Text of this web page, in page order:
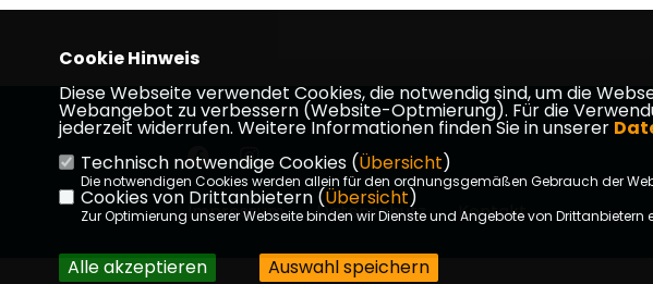
Impressum Datenschutz Kontakt
Cookie Hinweis
Diese Webseite verwendet Cookies, die notwendig sind, um die
Webangebot zu verbessern (Website-Optmierung). Für die
jederzeit widerrufen. Weitere Informationen finden Sie in unserer
Technisch notwendige Cookies (Übersicht)
Die notwendigen Cookies werden allein für den ordnungsgemäßen Gebrauch der
Cookies von Drittanbietern (Übersicht)
Zur Optimierung unserer Webseite binden wir Dienste und Angebote von Drittanbietern
Alle akzeptieren Auswahl speichern